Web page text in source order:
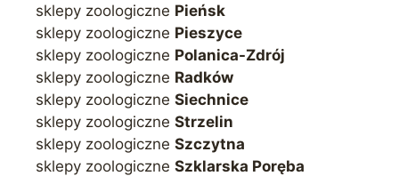
sklepy zoologiczne Pieńsk
sklepy zoologiczne Pieszyce
sklepy zoologiczne Polanica-Zdrój
sklepy zoologiczne Radków
sklepy zoologiczne Siechnice
sklepy zoologiczne Strzelin
sklepy zoologiczne Szczytna
sklepy zoologiczne Szklarska Poręba